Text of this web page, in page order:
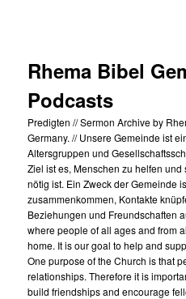
Rhema Bibel
Podcasts
Predigten // Sermon Archive by
Germany. // Unsere Gemeinde ist
Altersgruppen und
Ziel ist es, Menschen zu helfen
nötig ist. Ein Zweck der Gemeinde
zusammenkommen, Kontakte
Beziehungen und Freundschaften
where people of all ages and from
home. It is our goal to help and
One purpose of the Church is that
relationships. Therefore it is
build friendships and encourage